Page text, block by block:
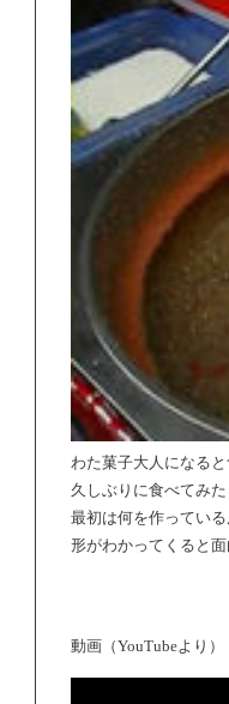
わた菓子大人になる
久しぶりに食べてみた
最初は何を作ってい
形がわかってくると面
動画（YouTubeより）